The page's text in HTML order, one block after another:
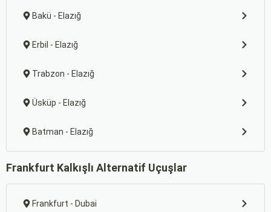
Bakü - Elazığ
Erbil - Elazığ
Trabzon - Elazığ
Üsküp - Elazığ
Batman - Elazığ
Frankfurt Kalkışlı Alternatif Uçuşlar
Frankfurt - Dubai